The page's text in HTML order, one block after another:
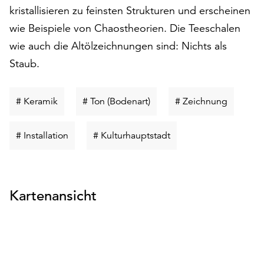
Möchten
Sie
verwendeten
Cookies
Sie
Einstellungen
„Auswählen“.
kristallisieren zu feinsten Strukturen und erscheinen
wie Beispiele von Chaostheorien. Die Teeschalen
wie auch die Altölzeichnungen sind: Nichts als
Staub.
# Keramik Schlüsselwort
# Ton (Bodenart)Schlüsselwort
# Zeichnung
# Installation Schlüsselwort
# KulturhauptstadtSchlüsselwort
Kartenansicht